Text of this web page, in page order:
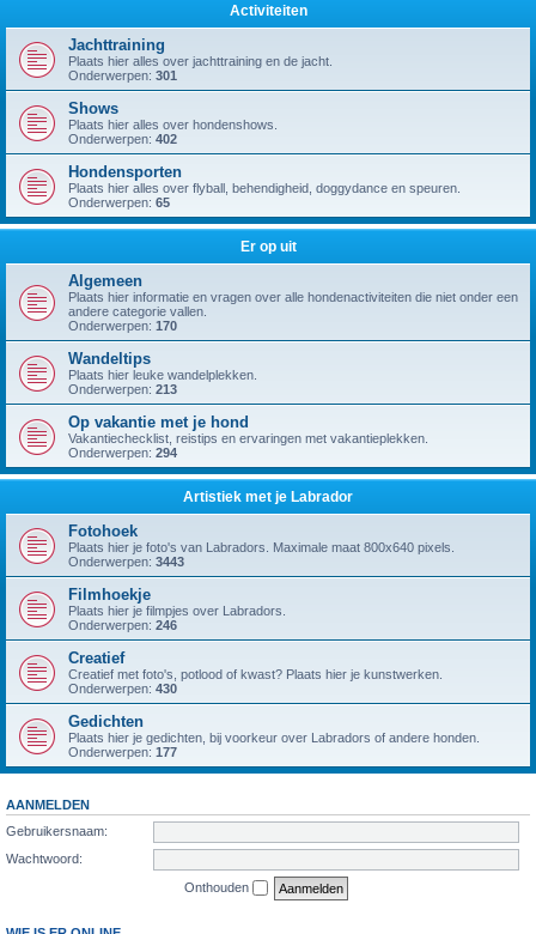
Activiteiten
Jachttraining
Plaats hier alles over jachttraining en de jacht.
Onderwerpen: 301
Shows
Plaats hier alles over hondenshows.
Onderwerpen: 402
Hondensporten
Plaats hier alles over flyball, behendigheid, doggydance en speuren.
Onderwerpen: 65
Er op uit
Algemeen
Plaats hier informatie en vragen over alle hondenactiviteiten die niet onder een
andere categorie vallen.
Onderwerpen: 170
Wandeltips
Plaats hier leuke wandelplekken.
Onderwerpen: 213
Op vakantie met je hond
Vakantiechecklist, reistips en ervaringen met vakantieplekken.
Onderwerpen: 294
Artistiek met je Labrador
Fotohoek
Plaats hier je foto's van Labradors. Maximale maat 800x640 pixels.
Onderwerpen: 3443
Filmhoekje
Plaats hier je filmpjes over Labradors.
Onderwerpen: 246
Creatief
Creatief met foto's, potlood of kwast? Plaats hier je kunstwerken.
Onderwerpen: 430
Gedichten
Plaats hier je gedichten, bij voorkeur over Labradors of andere honden.
Onderwerpen: 177
AANMELDEN
Gebruikersnaam:
Wachtwoord:
Onthouden